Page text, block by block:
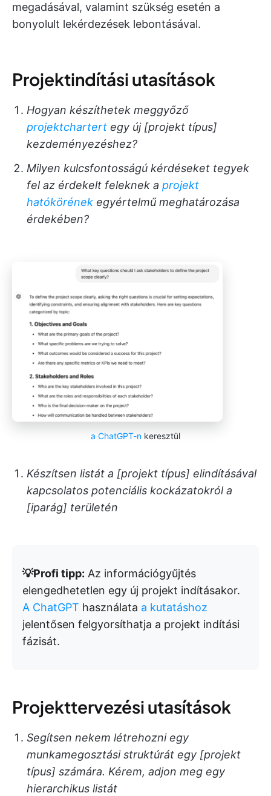
megadásával, valamint szükség esetén a
bonyolult lekérdezések lebontásával.
Projektindítási utasítások
Hogyan készíthetek meggyőző
projektchartert egy új [projekt típus]
kezdeményezéshez?
Milyen kulcsfontosságú kérdéseket tegyek
fel az érdekelt feleknek a projekt
hatókörének egyértelmű meghatározása
érdekében?
a ChatGPT-n keresztül
Készítsen listát a [projekt típus] elindításával
kapcsolatos potenciális kockázatokról a
[iparág] területén
💡Profi tipp: Az információgyűjtés
elengedhetetlen egy új projekt indításakor.
A ChatGPT használata a kutatáshoz
jelentősen felgyorsíthatja a projekt indítási
fázisát.
Projekttervezési utasítások
Segítsen nekem létrehozni egy
munkamegosztási struktúrát egy [projekt
típus] számára. Kérem, adjon meg egy
hierarchikus listát